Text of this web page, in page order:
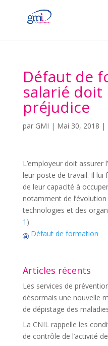
Défaut de
salarié
préjudice
par GMI | Mai 30, 2018 |
L’employeur doit assurer
leur poste de travail. Il lui
de leur capacité à
notamment de
technologies et des
1 ).
Défaut de formation
Articles récents
Les services de
désormais une nouvelle
de dépistage des
La CNIL rappelle les
de contrôle de l’activité